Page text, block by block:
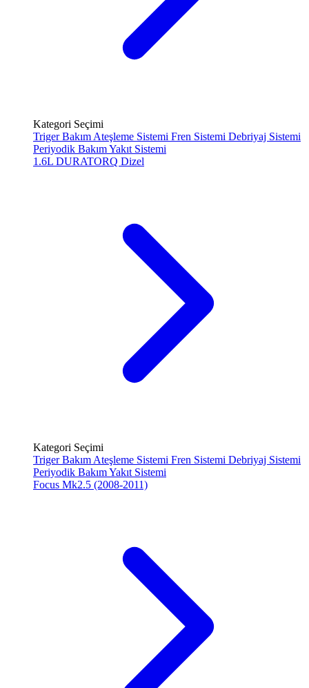
Kategori Seçimi
Triger Bakım Ateşleme Sistemi Fren Sistemi Debriyaj Sistemi
Periyodik BakımYakıt Sistemi
1.6L DURATORQ Dizel
Kategori Seçimi
Triger Bakım Ateşleme Sistemi Fren Sistemi Debriyaj Sistemi
Periyodik BakımYakıt Sistemi
Focus Mk2.5 (2008-2011)